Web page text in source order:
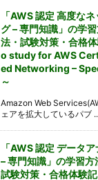
「AWS 認定 高度な
グ – 専門知識」の学
法・試験対策・合格
o study for AWS
ed Networking –
～
Amazon Web
ェアを拡大しているパブ
「AWS 認定 データ
– 専門知識」の学習方
試験対策・合格体験